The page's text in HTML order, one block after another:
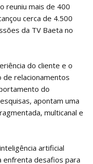
reuniu mais de 400
cerca de 4.500
da TV Baeta no
do cliente e o
de relacionamentos
do
apontam uma
multicanal e
artificial
enfrenta desafios para